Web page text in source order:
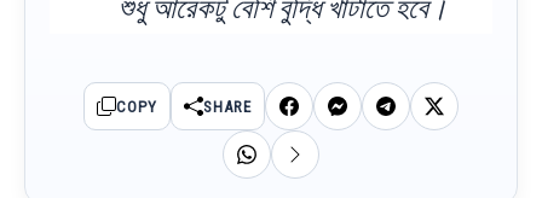
শুধু আরেকটু বেশি বুদ্ধি খাটাতে হবে।
COPY SHARE